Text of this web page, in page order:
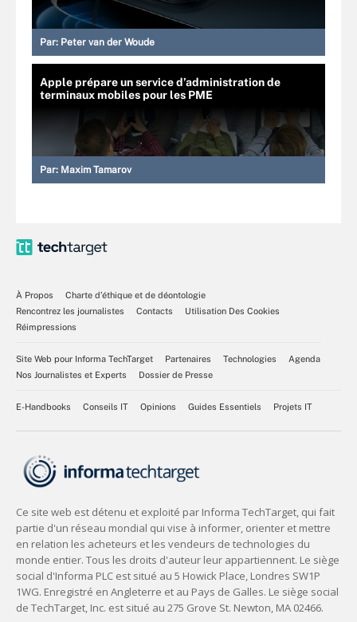
Par: Peter van der Woude
Apple prépare un service d’administration de
terminaux mobiles pour les PME
Par: Maxim Tamarov
À Propos
Charte d’éthique et de déontologie
Rencontrez les journalistes
Contacts
Utilisation Des Cookies
Réimpressions
Site Web pour Informa TechTarget Partenaires Technologies
Agenda
Nos Journalistes et Experts
Dossier de Presse
E-Handbooks Conseils IT Opinions Guides Essentiels Projets IT